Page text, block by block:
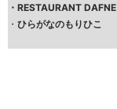
・ RESTAURANT DAFNE
・ ひらがなのもりひこ